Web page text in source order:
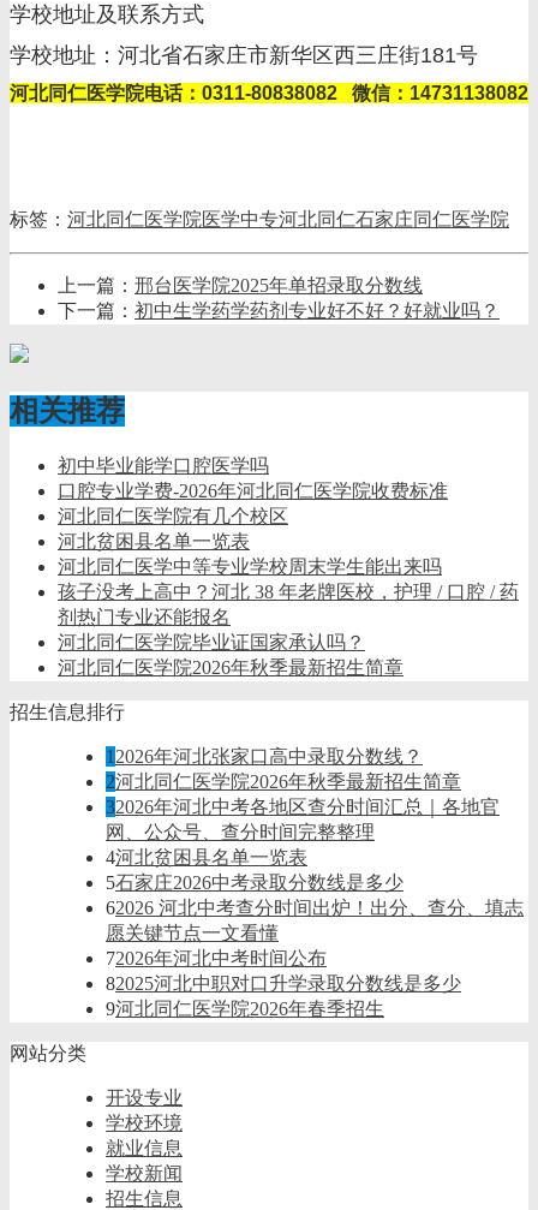
学校地址及联系方式
学校地址：河北省石家庄市新华区西三庄街181号
河北同仁医学院电话：0311-80838082 微信：14731138082
标签： 河北同仁医学院医学中专河北同仁石家庄同仁医学院
上一篇： 邢台医学院2025年单招录取分数线
下一篇： 初中生学药学药剂专业好不好？好就业吗？
相关推荐
初中毕业能学口腔医学吗
口腔专业学费-2026年河北同仁医学院收费标准
河北同仁医学院有几个校区
河北贫困县名单一览表
河北同仁医学中等专业学校周末学生能出来吗
孩子没考上高中？河北 38 年老牌医校，护理 / 口腔 / 药
剂热门专业还能报名
河北同仁医学院毕业证国家承认吗？
河北同仁医学院2026年秋季最新招生简章
招生信息排行
1 2026年河北张家口高中录取分数线？
2河北同仁医学院2026年秋季最新招生简章
32026年河北中考各地区查分时间汇总｜各地官
网、公众号、查分时间完整整理
4河北贫困县名单一览表
5石家庄2026中考录取分数线是多少
62026 河北中考查分时间出炉！出分、查分、填志
愿关键节点一文看懂
72026年河北中考时间公布
82025河北中职对口升学录取分数线是多少
9河北同仁医学院2026年春季招生
网站分类
开设专业
学校环境
就业信息
学校新闻
招生信息